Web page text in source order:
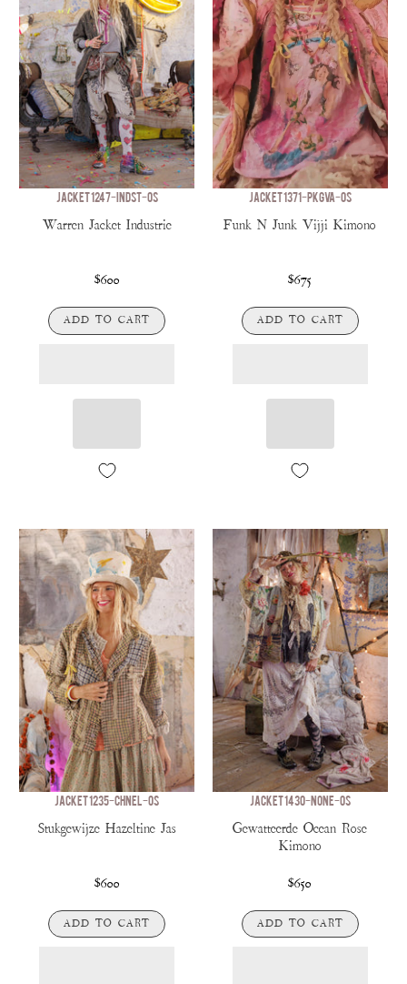
JACKET 1247-INDST-OS
Warren Jacket Industrie
$600
ADD TO CART
JACKET 1371-PKGVA-OS
Funk N Junk Vijji Kimono
$675
ADD TO CART
JACKET 1235-CHNEL-OS
Stukgewijze Hazeltine Jas
$600
ADD TO CART
JACKET 1430-NONE-OS
Gewatteerde Ocean Rose
Kimono
$650
ADD TO CART